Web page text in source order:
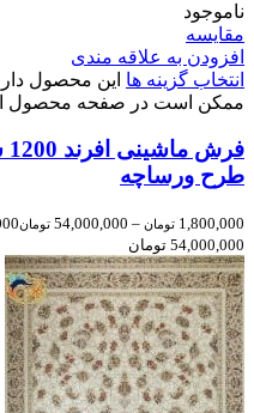
ناموجود
مقایسه
افزودن به علاقه مندی
انتخاب گزینه ها این محصول
ممکن است در صفحه محصول
طرح ورساچه
1,800,000 تومان –
54,000,000 تومان
54,000,000 تومان